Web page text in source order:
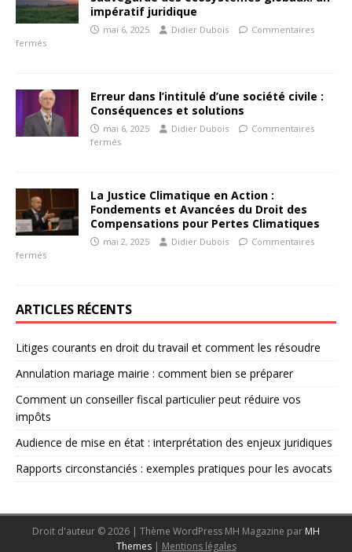
impératif juridique
mai 6, 2025 Didier Dubois
Commentaires
fermés
Erreur dans l’intitulé d’une société civile :
Conséquences et solutions
mai 6, 2025 Didier Dubois
Commentaires
fermés
La Justice Climatique en Action :
Fondements et Avancées du Droit des
Compensations pour Pertes Climatiques
mai 2, 2025 Didier Dubois
Commentaires
fermés
ARTICLES RÉCENTS
Litiges courants en droit du travail et comment les résoudre
Annulation mariage mairie : comment bien se préparer
Comment un conseiller fiscal particulier peut réduire vos
impôts
Audience de mise en état : interprétation des enjeux juridiques
Rapports circonstanciés : exemples pratiques pour les avocats
Droit d'auteur © 2026 | Thème WordPress MH Magazine par MH
Themes | Mentions légales